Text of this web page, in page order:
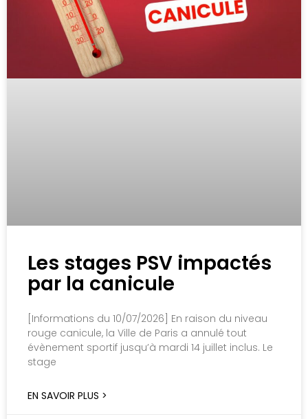
Les stages PSV impactés
par la canicule
[Informations du 10/07/2026] En raison du niveau
rouge canicule, la Ville de Paris a annulé tout
évènement sportif jusqu’à mardi 14 juillet inclus. Le
stage
EN SAVOIR PLUS >